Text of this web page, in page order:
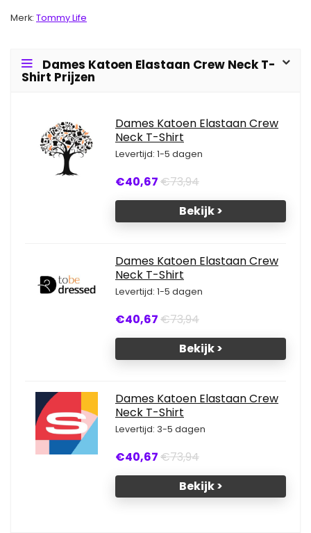
Merk: Tommy Life
Dames Katoen Elastaan Crew Neck T-
Shirt Prijzen
Dames Katoen Elastaan Crew
Neck T-Shirt
Levertijd: 1-5 dagen
€40,67€73,94
Bekijk >
Dames Katoen Elastaan Crew
Neck T-Shirt
Levertijd: 1-5 dagen
€40,67€73,94
Bekijk >
Dames Katoen Elastaan Crew
Neck T-Shirt
Levertijd: 3-5 dagen
€40,67€73,94
Bekijk >